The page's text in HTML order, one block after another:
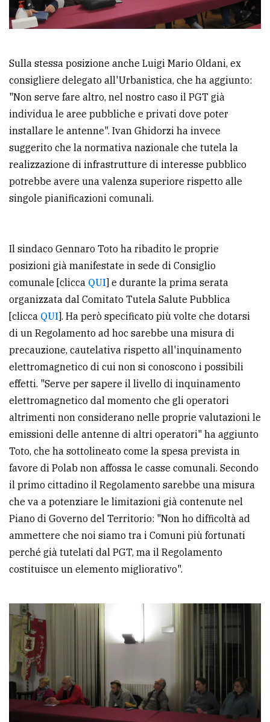
Sulla stessa posizione anche Luigi Mario Oldani, ex
consigliere delegato all'Urbanistica, che ha aggiunto:
"Non serve fare altro, nel nostro caso il PGT già
individua le aree pubbliche e privati dove poter
installare le antenne". Ivan Ghidorzi ha invece
suggerito che la normativa nazionale che tutela la
realizzazione di infrastrutture di interesse pubblico
potrebbe avere una valenza superiore rispetto alle
singole pianificazioni comunali.
Il sindaco Gennaro Toto ha ribadito le proprie
posizioni già manifestate in sede di Consiglio
comunale [clicca QUI] e durante la prima serata
organizzata dal Comitato Tutela Salute Pubblica
[clicca QUI]. Ha però specificato più volte che dotarsi
di un Regolamento ad hoc sarebbe una misura di
precauzione, cautelativa rispetto all'inquinamento
elettromagnetico di cui non si conoscono i possibili
effetti. "Serve per sapere il livello di inquinamento
elettromagnetico dal momento che gli operatori
altrimenti non considerano nelle proprie valutazioni le
emissioni delle antenne di altri operatori" ha aggiunto
Toto, che ha sottolineato come la spesa prevista in
favore di Polab non affossa le casse comunali. Secondo
il primo cittadino il Regolamento sarebbe una misura
che va a potenziare le limitazioni già contenute nel
Piano di Governo del Territorio: "Non ho difficoltà ad
ammettere che noi siamo tra i Comuni più fortunati
perché già tutelati dal PGT, ma il Regolamento
costituisce un elemento migliorativo".